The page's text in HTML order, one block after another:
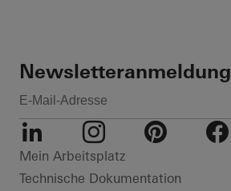
Newsletteranmeldung
LinkedIn Instagram
Mein Arbeitsplatz
Technische Dokumentation